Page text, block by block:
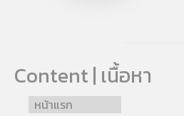
Content | เนื้อหา
หน้าแรก